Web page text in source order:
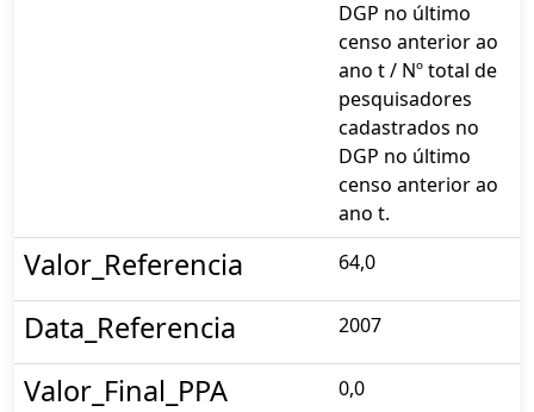
DGP no último
censo anterior ao
ano t / Nº total de
pesquisadores
cadastrados no
DGP no último
censo anterior ao
ano t.
Valor_Referencia 64,0
Data_Referencia 2007
Valor_Final_PPA 0,0